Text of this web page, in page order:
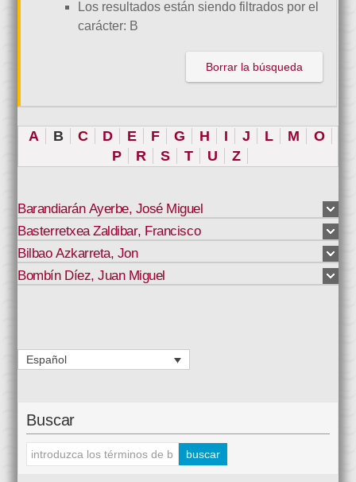
Los resultados están siendo filtrados por el
carácter: B
Borrar la búsqueda
A B C D E F G H I J L M
O
P
R S T U Z
Barandiarán Ayerbe, José Miguel
Basterretxea Zaldibar, Francisco
Bilbao Azkarreta, Jon
Bombín Díez,Juan Miguel
Español
Buscar